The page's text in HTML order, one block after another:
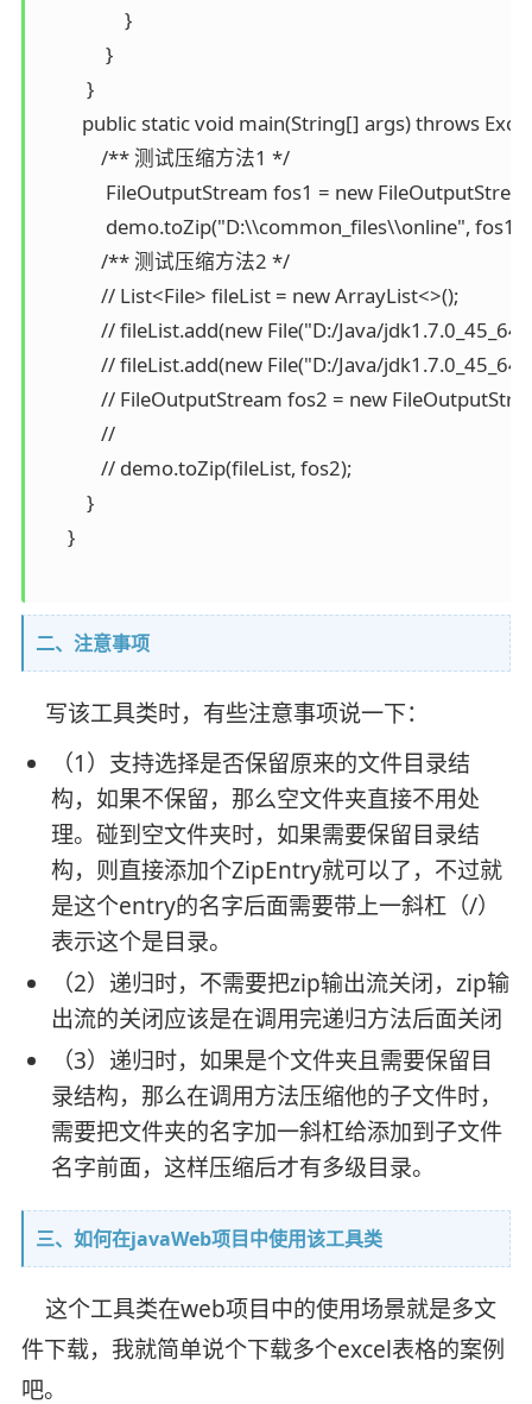
                  }
              }
          }
public static void main(String[] args) throws
             /** 测试压缩方法1 */
FileOutputStream fos1 = new
demo.toZip("D:\\common_files\\online", fos1,
             /** 测试压缩方法2 */
             // List<File> fileList = new ArrayList<>();
// fileList.add(new File("D:/Java/
// fileList.add(new File("D:/Java/
// FileOutputStream fos2 = new
             //
             // demo.toZip(fileList, fos2);
          }
      }
二、注意事项
写该工具类时，有些注意事项说一下：
（1）支持选择是否保留原来的文件目录结
构，如果不保留，那么空文件夹直接不用处
理。碰到空文件夹时，如果需要保留目录结
构，则直接添加个ZipEntry就可以了，不过就
是这个entry的名字后面需要带上一斜杠（/）
表示这个是目录。
（2）递归时，不需要把zip输出流关闭，zip输
出流的关闭应该是在调用完递归方法后面关闭
（3）递归时，如果是个文件夹且需要保留目
录结构，那么在调用方法压缩他的子文件时，
需要把文件夹的名字加一斜杠给添加到子文件
名字前面，这样压缩后才有多级目录。
三、如何在javaWeb项目中使用该工具类
这个工具类在web项目中的使用场景就是多文
件下载，我就简单说个下载多个excel表格的案例
吧。